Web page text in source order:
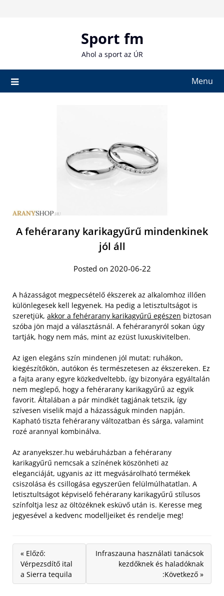
Sport fm
Ahol a sport az ÚR
Menu
A fehérarany karikagyűrű mindenkinek
jól áll
Posted on 2020-06-22
A házasságot megpecsételő ékszerek az alkalomhoz illően
különlegesek kell legyenek. Ha pedig a letisztultságot is
szeretjük, akkor a fehérarany karikagyűrű egészen biztosan
szóba jön majd a választásnál. A fehéraranyról sokan úgy
tartják, hogy nem más, mint az ezüst luxuskivitelben.
Az igen elegáns szín mindenen jól mutat: ruhákon,
kiegészítőkön, autókon és természetesen az ékszereken. Ez
a fajta arany egyre közkedveltebb, így bizonyára egyáltalán
nem meglepő, hogy a fehérarany karikagyűrű az egyik
favorit. Általában a pár mindkét tagjának tetszik, így
szívesen viselik majd a házasságuk minden napján.
Kapható tiszta fehérarany változatban és sárga, valamint
rozé arannyal kombinálva.
Az aranyekszer.hu webáruházban a fehérarany
karikagyűrű nemcsak a színének köszönheti az
eleganciáját, ugyanis az itt megvásárolható termékek
csiszolása és csillogása egyszerűen felülmúlhatatlan. A
letisztultságot képviselő fehérarany karikagyűrű stílusos
színfoltja lesz az öltözéknek esküvő után is. Keresse meg
jegyesével a kedvenc modelljeiket és rendelje meg!
« Előző:
Vérpezsdítő ital
a Sierra tequila
Infraszauna használati tanácsok
kezdőknek és haladóknak
:Következő »